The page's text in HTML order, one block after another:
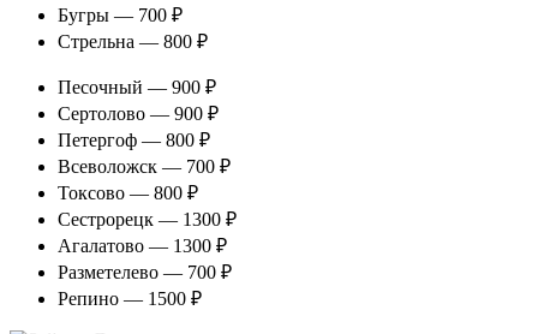
Бугры — 700 ₽
Стрельна — 800 ₽
Песочный — 900 ₽
Сертолово — 900 ₽
Петергоф — 800 ₽
Всеволожск — 700 ₽
Токсово — 800 ₽
Сестрорецк — 1300 ₽
Агалатово — 1300 ₽
Разметелево — 700 ₽
Репино — 1500 ₽